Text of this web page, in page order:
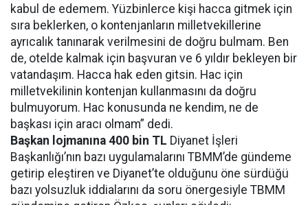
kabul de edemem. Yüzbinlerce kişi hacca gitmek için
sıra beklerken, o kontenjanların milletvekillerine
ayrıcalık tanınarak verilmesini de doğru bulmam. Ben
de, otelde kalmak için başvuran ve 6 yıldır bekleyen bir
vatandaşım. Hacca hak eden gitsin. Hac için
milletvekilinin kontenjan kullanmasını da doğru
bulmuyorum. Hac konusunda ne kendim, ne de
başkası için aracı olmam” dedi.
Başkan lojmanına 400 bin TL Diyanet İşleri
Başkanlığı’nın bazı uygulamalarını TBMM’de gündeme
getirip eleştiren ve Diyanet’te olduğunu öne sürdüğü
bazı yolsuzluk iddialarını da soru önergesiyle TBMM